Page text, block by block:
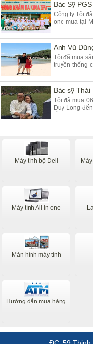
Bác Sỹ
Công ty Tôi
one mua tại
chất lượng
Bạn cung cấp
Anh Vũ
Tôi đã mua
truyền thống
dùng rất là
tính để bàn và
Bác sỹ Thái
Tôi đã mua
Duy Long
Máy tính bộ Dell
Máy tính All in one
Màn hình máy tính
Hướng dẫn mua hàng